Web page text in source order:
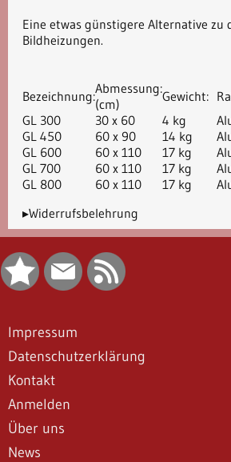
Eine etwas günstigere Alternative zu
Bildheizungen.
Bezeichnung:Abmessung:
(cm)
Gewicht:
GL 300
30 x 60 4 kg
GL 450
60 x 90 14 kg
GL 600
60 x 110 17 kg
GL 700
60 x 110 17 kg
GL 800
60 x 110 17 kg
▸Widerrufsbelehrung
Impressum
Datenschutzerklärung
Kontakt
Anmelden
Über uns
News